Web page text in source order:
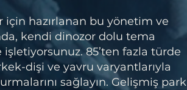
için hazırlanan bu yönetim ve
kendi dinozor dolu tema
işletiyorsunuz. 85’ten fazla türde
dişi ve yavru varyantlarıyla
sağlayın. Gelişmiş park